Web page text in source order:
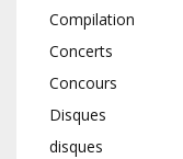
Compilation
Concerts
Concours
Disques
disques